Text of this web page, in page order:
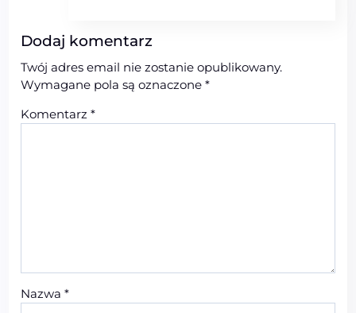
Dodaj komentarz
Twój adres email nie zostanie opublikowany.
Wymagane pola są oznaczone*
Komentarz*
Nazwa*